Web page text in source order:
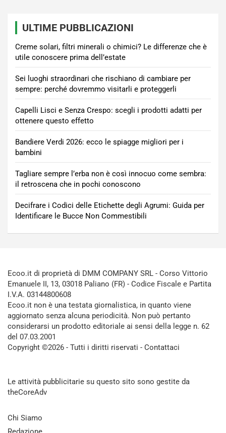
ULTIME PUBBLICAZIONI
Creme solari, filtri minerali o chimici? Le differenze che è
utile conoscere prima dell’estate
Sei luoghi straordinari che rischiano di cambiare per
sempre: perché dovremmo visitarli e proteggerli
Capelli Lisci e Senza Crespo: scegli i prodotti adatti per
ottenere questo effetto
Bandiere Verdi 2026: ecco le spiagge migliori per i
bambini
Tagliare sempre l’erba non è così innocuo come sembra:
il retroscena che in pochi conoscono
Decifrare i Codici delle Etichette degli Agrumi: Guida per
Identificare le Bucce Non Commestibili
Ecoo.it di proprietà di DMM COMPANY SRL - Corso Vittorio
Emanuele II, 13, 03018 Paliano (FR) - Codice Fiscale e Partita
I.V.A. 03144800608
Ecoo.it non è una testata giornalistica, in quanto viene
aggiornato senza alcuna periodicità. Non può pertanto
considerarsi un prodotto editoriale ai sensi della legge n. 62
del 07.03.2001
Copyright ©2026 - Tutti i diritti riservati - Contattaci
Le attività pubblicitarie su questo sito sono gestite da
theCoreAdv
Chi Siamo